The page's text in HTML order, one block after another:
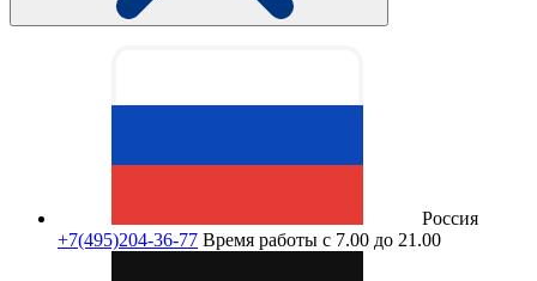
Россия
+7(495)204-36-77 Время работы с 7.00 до 21.00